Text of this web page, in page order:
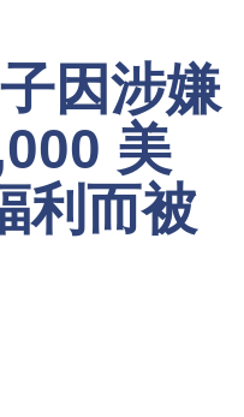
因涉嫌
美
利而被